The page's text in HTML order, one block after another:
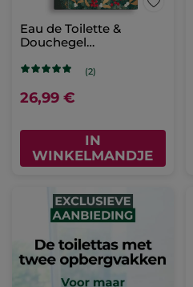
Eau de Toilette &
Douchegel
Cadeauset
(2)
26,99 €
IN
WINKELMANDJE